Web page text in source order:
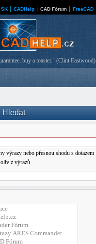
SK CADHelp CAD Fórum FreeCAD
buy a toaster." (Clint Eastwood)
Hledat
výrazy nebo přesnou shodu s dotazem
z výrazů